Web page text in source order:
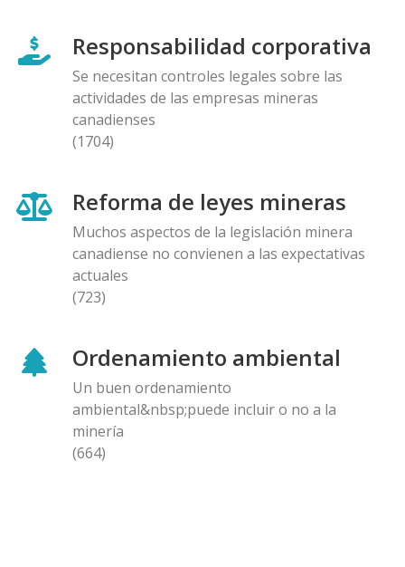
Responsabilidad corporativa
Se necesitan controles legales sobre las
actividades de las empresas mineras
canadienses
(1704)
Reforma de leyes mineras
Muchos aspectos de la legislación minera
canadiense no convienen a las expectativas
actuales
(723)
Ordenamiento ambiental
Un buen ordenamiento
ambiental&nbsp;puede incluir o no a la
minería
(664)